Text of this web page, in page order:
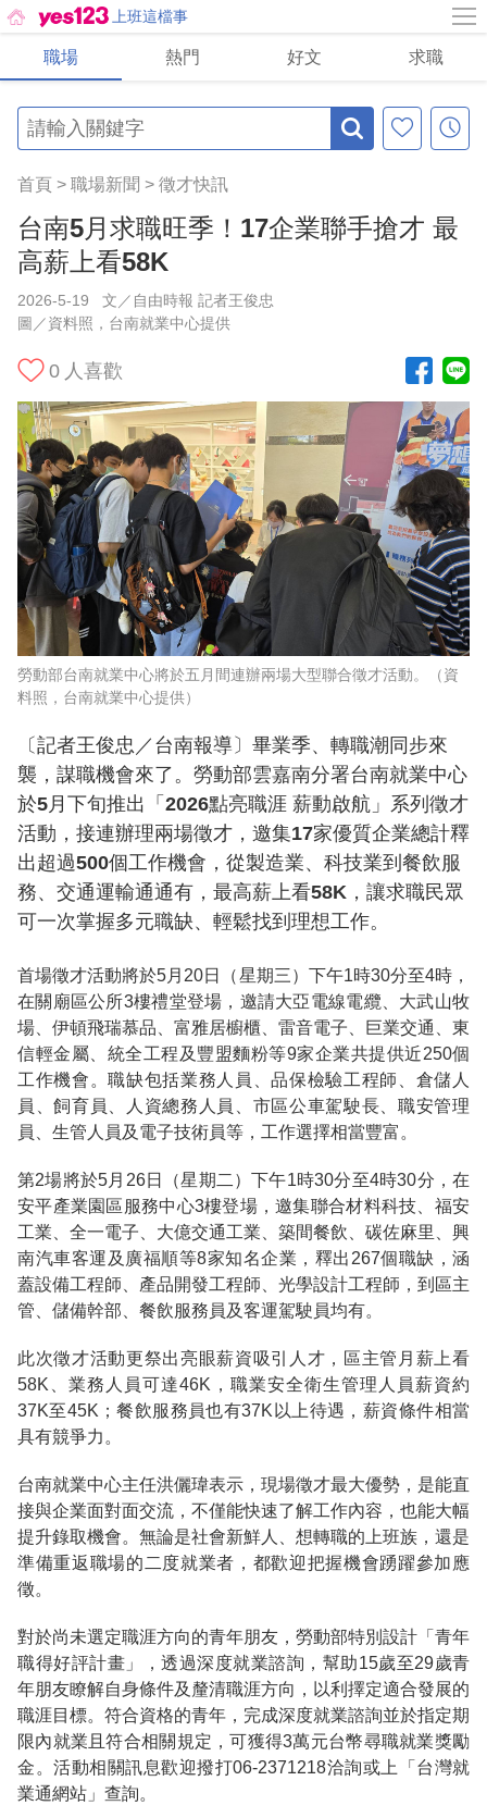
上班這檔事
職場 熱門 好文 求職
首頁 > 職場新聞 > 徵才快訊
台南5月求職旺季！17企業聯手搶才 最
高薪上看58K
2026-5-19
文／自由時報 記者王俊忠
圖／資料照，台南就業中心提供
0 人喜歡
勞動部台南就業中心將於五月間連辦兩場大型聯合徵才活動。（資
料照，台南就業中心提供）
〔記者王俊忠／台南報導〕畢業季、轉職潮同步來
襲，謀職機會來了。勞動部雲嘉南分署台南就業中心
於5月下旬推出「2026點亮職涯 薪動啟航」系列徵才
活動，接連辦理兩場徵才，邀集17家優質企業總計釋
出超過500個工作機會，從製造業、科技業到餐飲服
務、交通運輸通通有，最高薪上看58K，讓求職民眾
可一次掌握多元職缺、輕鬆找到理想工作。
首場徵才活動將於5月20日（星期三）下午1時30分至4時，
在關廟區公所3樓禮堂登場，邀請大亞電線電纜、大武山牧
場、伊頓飛瑞慕品、富雅居櫥櫃、雷音電子、巨業交通、東
信輕金屬、統全工程及豐盟麵粉等9家企業共提供近250個
工作機會。職缺包括業務人員、品保檢驗工程師、倉儲人
員、飼育員、人資總務人員、市區公車駕駛長、職安管理
員、生管人員及電子技術員等，工作選擇相當豐富。
第2場將於5月26日（星期二）下午1時30分至4時30分，在
安平產業園區服務中心3樓登場，邀集聯合材料科技、福安
工業、全一電子、大億交通工業、築間餐飲、碳佐麻里、興
南汽車客運及廣福順等8家知名企業，釋出267個職缺，涵
蓋設備工程師、產品開發工程師、光學設計工程師，到區主
管、儲備幹部、餐飲服務員及客運駕駛員均有。
此次徵才活動更祭出亮眼薪資吸引人才，區主管月薪上看
58K、業務人員可達46K，職業安全衛生管理人員薪資約
37K至45K；餐飲服務員也有37K以上待遇，薪資條件相當
具有競爭力。
台南就業中心主任洪儷瑋表示，現場徵才最大優勢，是能直
接與企業面對面交流，不僅能快速了解工作內容，也能大幅
提升錄取機會。無論是社會新鮮人、想轉職的上班族，還是
準備重返職場的二度就業者，都歡迎把握機會踴躍參加應
徵。
對於尚未選定職涯方向的青年朋友，勞動部特別設計「青年
職得好評計畫」，透過深度就業諮詢，幫助15歲至29歲青
年朋友瞭解自身條件及釐清職涯方向，以利擇定適合發展的
職涯目標。符合資格的青年，完成深度就業諮詢並於指定期
限內就業且符合相關規定，可獲得3萬元台幣尋職就業獎勵
金。活動相關訊息歡迎撥打06-2371218洽詢或上「台灣就
業通網站」查詢。